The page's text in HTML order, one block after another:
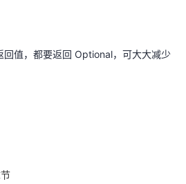
回值，都要返回 Optional，可大大减少